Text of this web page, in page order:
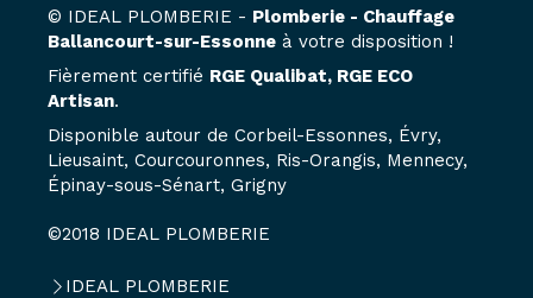
© IDEAL PLOMBERIE - Plomberie - Chauffage
Ballancourt-sur-Essonne à votre disposition !
Fièrement certifié RGE Qualibat, RGE ECO
Artisan.
Disponible autour de Corbeil-Essonnes, Évry,
Lieusaint, Courcouronnes, Ris-Orangis, Mennecy,
Épinay-sous-Sénart, Grigny
©2018 IDEAL PLOMBERIE
IDEAL PLOMBERIE